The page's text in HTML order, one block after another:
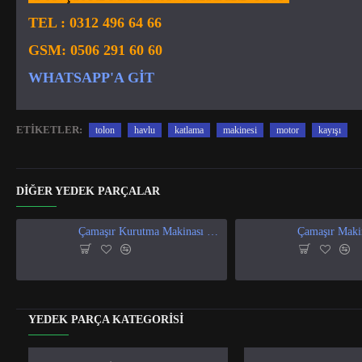
TEL : 0312 496 64 66
GSM: 0506 291 60 60
WHATSAPP'A GIT
ETIKETLER: tolon havlu katlama makinesi motor kayışı
DIĞER YEDEK PARÇALAR
Çamaşır Kurutma Makinası Isı Ve Nem Sensör
YEDEK PARÇA KATEGORISI